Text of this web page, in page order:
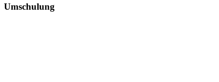
Umschulung